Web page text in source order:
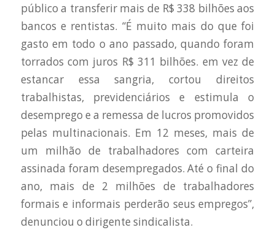
público a transferir mais de R$ 338 bilhões aos
bancos e rentistas. “É muito mais do que foi
gasto em todo o ano passado, quando foram
torrados com juros R$ 311 bilhões. em vez de
estancar essa sangria, cortou direitos
trabalhistas, previdenciários e estimula o
desemprego e a remessa de lucros promovidos
pelas multinacionais. Em 12 meses, mais de
um milhão de trabalhadores com carteira
assinada foram desempregados. Até o final do
ano, mais de 2 milhões de trabalhadores
formais e informais perderão seus empregos”,
denunciou o dirigente sindicalista.